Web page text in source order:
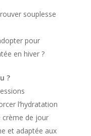
souplesse
pour
en hiver ?
?
l’hydratation
crème de jour
et adaptée aux